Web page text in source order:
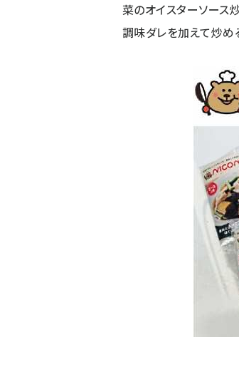
菜のオイスターソース
調味ダレを加えて炒め